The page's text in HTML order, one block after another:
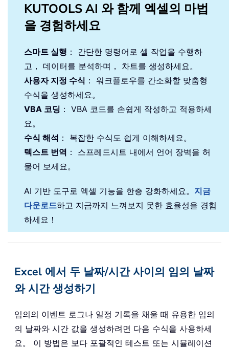
KUTOOLS AI 와 함께 엑셀의 마법
을 경험하세요
스마트 실행 ： 간단한 명령어로 셀 작업을 수행하
고， 데이터를 분석하며， 차트를 생성하세요。
사용자 지정 수식 ： 워크플로우를 간소화할 맞춤형
수식을 생성하세요。
VBA 코딩 ： VBA 코드를 손쉽게 작성하고 적용하세
요。
수식 해석 ： 복잡한 수식도 쉽게 이해하세요。
텍스트 번역 ： 스프레드시트 내에서 언어 장벽을 허
물어 보세요。
AI 기반 도구로 엑셀 기능을 한층 강화하세요。 지금
다운로드하고 지금까지 느껴보지 못한 효율성을 경험
하세요！
Excel 에서 두 날짜/시간 사이의 임의 날짜
와 시간 생성하기
임의의 이벤트 로그나 일정 기록을 채울 때 유용한 임의
의 날짜와 시간 값을 생성하려면 다음 수식을 사용하세
요。 이 방법은 보다 포괄적인 테스트 또는 시뮬레이션